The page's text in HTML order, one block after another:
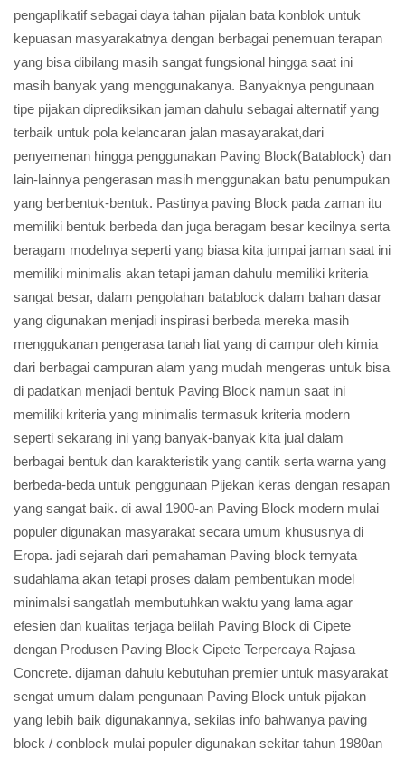
pengaplikatif sebagai daya tahan pijalan bata konblok untuk
kepuasan masyarakatnya dengan berbagai penemuan terapan
yang bisa dibilang masih sangat fungsional hingga saat ini
masih banyak yang menggunakanya. Banyaknya pengunaan
tipe pijakan diprediksikan jaman dahulu sebagai alternatif yang
terbaik untuk pola kelancaran jalan masayarakat,dari
penyemenan hingga penggunakan Paving Block(Batablock) dan
lain-lainnya pengerasan masih menggunakan batu penumpukan
yang berbentuk-bentuk. Pastinya paving Block pada zaman itu
memiliki bentuk berbeda dan juga beragam besar kecilnya serta
beragam modelnya seperti yang biasa kita jumpai jaman saat ini
memiliki minimalis akan tetapi jaman dahulu memiliki kriteria
sangat besar, dalam pengolahan batablock dalam bahan dasar
yang digunakan menjadi inspirasi berbeda mereka masih
menggukanan pengerasa tanah liat yang di campur oleh kimia
dari berbagai campuran alam yang mudah mengeras untuk bisa
di padatkan menjadi bentuk Paving Block namun saat ini
memiliki kriteria yang minimalis termasuk kriteria modern
seperti sekarang ini yang banyak-banyak kita jual dalam
berbagai bentuk dan karakteristik yang cantik serta warna yang
berbeda-beda untuk penggunaan Pijekan keras dengan resapan
yang sangat baik. di awal 1900-an Paving Block modern mulai
populer digunakan masyarakat secara umum khususnya di
Eropa. jadi sejarah dari pemahaman Paving block ternyata
sudahlama akan tetapi proses dalam pembentukan model
minimalsi sangatlah membutuhkan waktu yang lama agar
efesien dan kualitas terjaga belilah Paving Block di Cipete
dengan Produsen Paving Block Cipete Terpercaya Rajasa
Concrete. dijaman dahulu kebutuhan premier untuk masyarakat
sengat umum dalam pengunaan Paving Block untuk pijakan
yang lebih baik digunakannya, sekilas info bahwanya paving
block / conblock mulai populer digunakan sekitar tahun 1980an